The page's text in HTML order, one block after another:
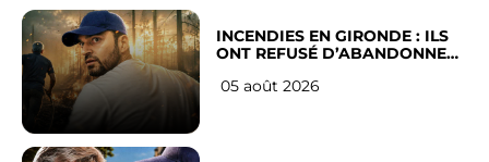
INCENDIES EN GIRONDE : ILS
ONT REFUSÉ D’ABANDONNER
05 août 2026